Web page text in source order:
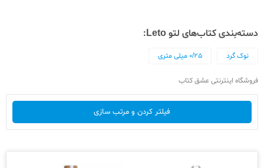
دسته‌بندی کتاب‌های لتو Leto:
نوک گرد 0/25 میلی متری
فروشگاه اینترنتی عشق کتاب
فیلتر کردن و مرتب سازی